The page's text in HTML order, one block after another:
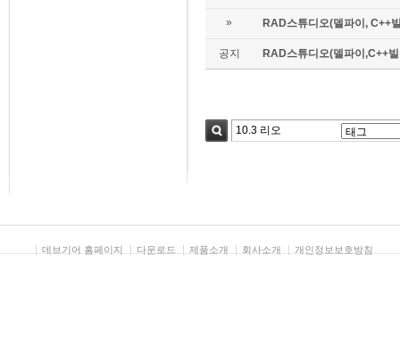
» RAD스튜디오(델파이, C++
공지 RAD스튜디오(델파이,C++
데브기어 홈페이지 다운로드 제품소개 회사소개 개인정보보호방침